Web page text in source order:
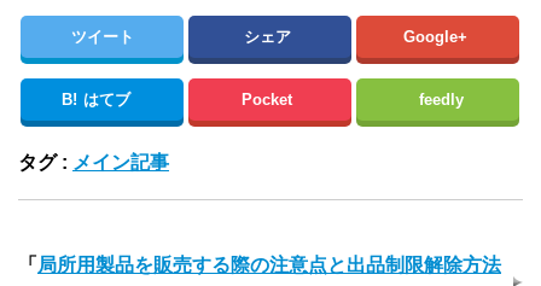
ツイート シェア Google+
B! はてブ Pocket feedly
タグ : メイン記事
「 局所用製品を販売する際の注意点と出品制限解除方法